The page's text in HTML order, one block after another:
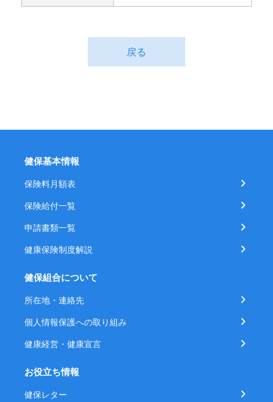
戻る
健保基本情報
保険料月額表
保険給付一覧
申請書類一覧
健康保険制度解説
健保組合について
所在地・連絡先
個人情報保護への取り組み
健康経営・健康宣言
お役立ち情報
健保レター